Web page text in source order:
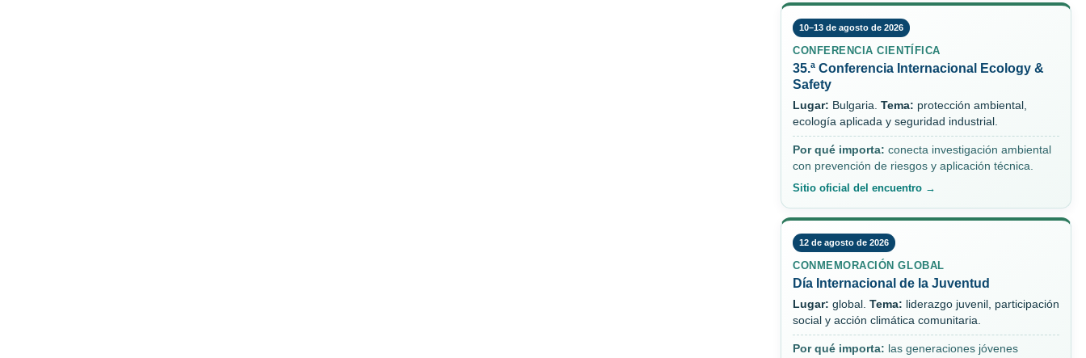
10–13 de agosto de 2026
CONFERENCIA CIENTÍFICA
35.ª Conferencia Internacional Ecology &
Safety
Lugar: Bulgaria. Tema: protección ambiental,
ecología aplicada y seguridad industrial.
Por qué importa: conecta investigación ambiental
con prevención de riesgos y aplicación técnica.
Sitio oficial del encuentro →
12 de agosto de 2026
CONMEMORACIÓN GLOBAL
Día Internacional de la Juventud
Lugar: global. Tema: liderazgo juvenil, participación
social y acción climática comunitaria.
Por qué importa: las generaciones jóvenes